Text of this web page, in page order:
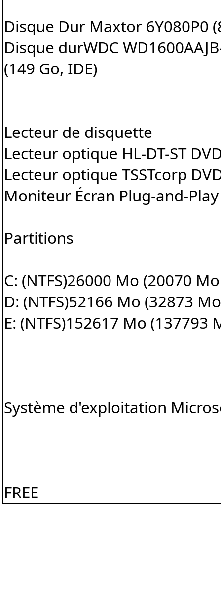
Disque Dur Maxtor 6Y080P0
Disque durWDC
(149 Go, IDE)
Lecteur de disquette
Lecteur optique HL-DT-ST
Lecteur optique TSSTcorp
Moniteur Écran Plug-and-
Partitions
C: (NTFS)26000 Mo (20070
D: (NTFS)52166 Mo (32873
E: (NTFS)152617 Mo (137793
Système d'exploitation
FREE